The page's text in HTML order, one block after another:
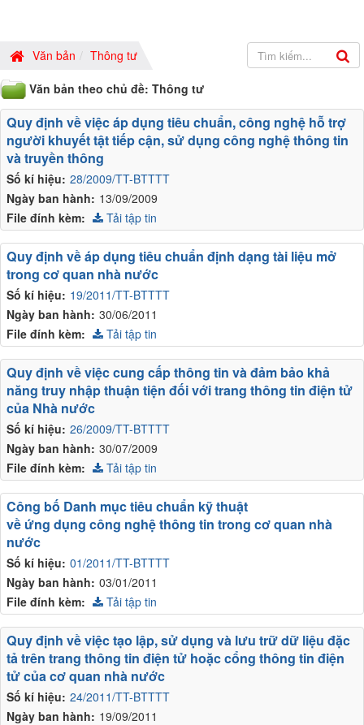
Văn bản Thông tư
Văn bản theo chủ đề: Thông tư
Số kí hiệu: 28/2009/TT-BTTTT
Ngày ban hành: 13/09/2009
Quy định về việc áp dụng tiêu chuẩn, công nghệ hỗ trợ
người khuyết tật tiếp cận, sử dụng công nghệ thông tin
và truyền thông
File đính kèm: Tải tập tin
Số kí hiệu: 19/2011/TT-BTTTT
Ngày ban hành: 30/06/2011
Quy định về áp dụng tiêu chuẩn định dạng tài liệu mở
trong cơ quan nhà nước
File đính kèm: Tải tập tin
Số kí hiệu: 26/2009/TT-BTTTT
Ngày ban hành: 30/07/2009
Quy định về việc cung cấp thông tin và đảm bảo khả
năng truy nhập thuận tiện đối với trang thông tin điện tử
của Nhà nước
File đính kèm: Tải tập tin
Số kí hiệu: 01/2011/TT-BTTTT
Ngày ban hành: 03/01/2011
Công bố Danh mục tiêu chuẩn kỹ thuật
về ứng dụng công nghệ thông tin trong cơ quan nhà
nước
File đính kèm: Tải tập tin
Số kí hiệu: 24/2011/TT-BTTTT
Ngày ban hành: 19/09/2011
Quy định về việc tạo lập, sử dụng và lưu trữ dữ liệu đặc
tả trên trang thông tin điện tử hoặc cổng thông tin điện
tử của cơ quan nhà nước